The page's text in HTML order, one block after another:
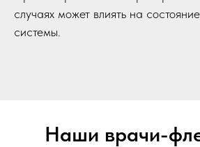
случаях может влиять на
системы.
Наши врачи-